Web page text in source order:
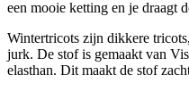
een mooie ketting en je draagt
Wintertricots zijn dikkere
jurk. De stof is gemaakt van
elasthan. Dit maakt de stof